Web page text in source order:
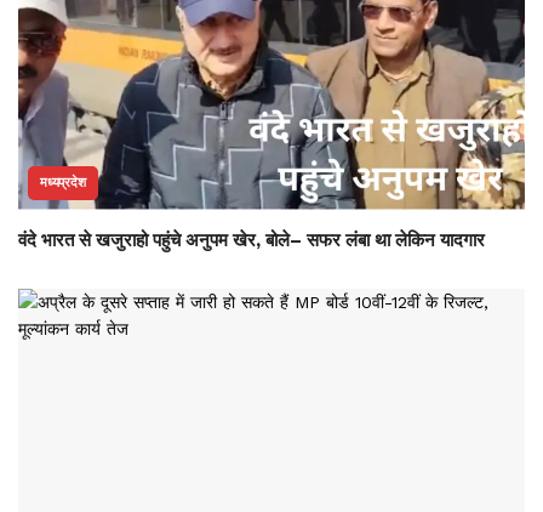
मध्यप्रदेश
वंदे भारत से खजुराहो पहुंचे अनुपम खेर, बोले– सफर लंबा था लेकिन यादगार